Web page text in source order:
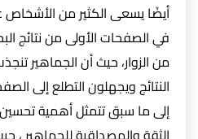
أيضًا يسعى الكثير من
في الصفحات الأولى من نتائج
من الزوار، حيث أن الجماهير
النتائج ويجهلون التطلع إلى
إلى ما سبق تتمثل أهمية